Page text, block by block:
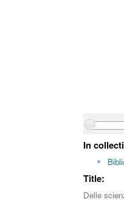
In
Title:
Delle